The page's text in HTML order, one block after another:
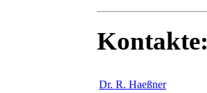
Kontakte:
Dr. R. Haeßner